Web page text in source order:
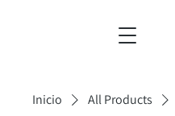
Inicio
All Products